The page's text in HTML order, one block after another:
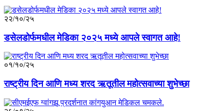
२२/१०/२५
डसेलडोर्फमधील मेडिका २०२५ मध्ये आपले स्वागत आहे!
०१/१०/२५
राष्ट्रीय दिन आणि मध्य शरद ऋतूतील महोत्सवाच्या शुभेच्छा